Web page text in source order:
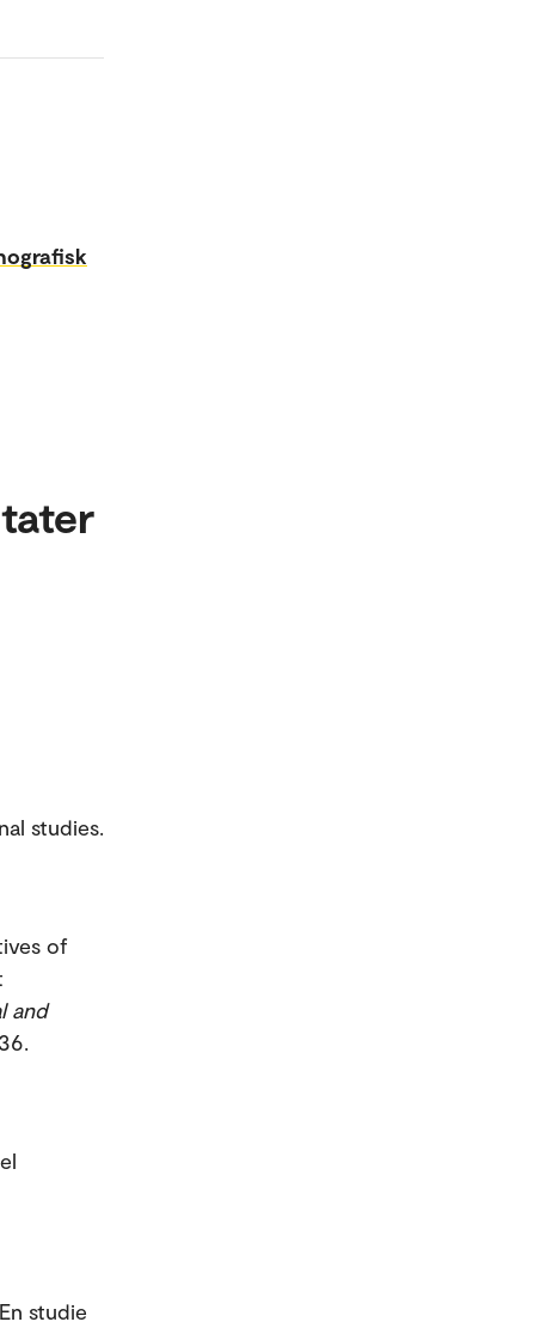
studies.
of
and
studie